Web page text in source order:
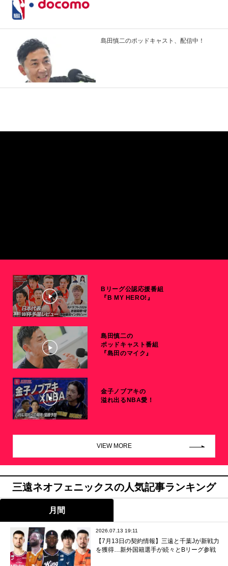
島田慎二のポッドキャスト、配信中！
Bリーグ公認応援番組
『B MY HERO!』
島田慎二の
ポッドキャスト番組
『島田のマイク』
金子ノブアキの
溢れ出るNBA愛！
VIEW MORE
三遠ネオフェニックスの人気記事ランキング
月間
2026.07.13 19:11
【7月13日の契約情報】三遠と千葉Jが新戦力
を獲得…新外国籍選手が続々とBリーグ参戦